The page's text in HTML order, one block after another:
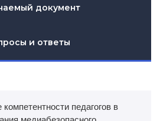
документ
и ответы
педагогов в